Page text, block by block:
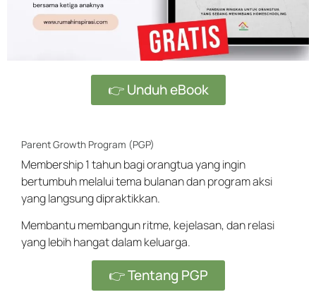
👉 Unduh eBook
Parent Growth Program (PGP)
Membership 1 tahun bagi orangtua yang ingin
bertumbuh melalui tema bulanan dan program aksi
yang langsung dipraktikkan.
Membantu membangun ritme, kejelasan, dan relasi
yang lebih hangat dalam keluarga.
👉 Tentang PGP